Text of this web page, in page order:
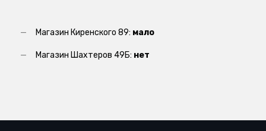
Магазин Киренского 89: мало
Магазин Шахтеров 49Б: нет